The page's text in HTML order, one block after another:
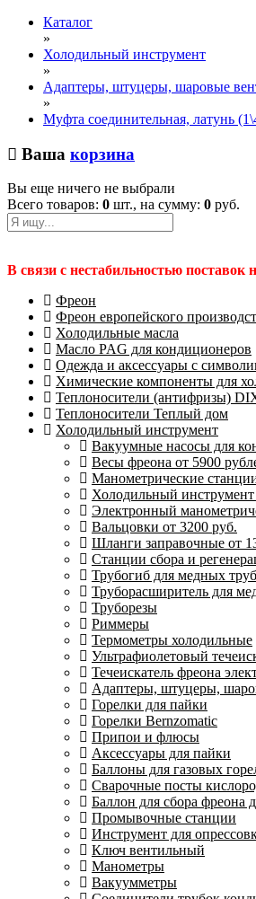
Каталог
»
Холодильный инструмент
»
Адаптеры, штуцеры, шаровые
»
Муфта соединительная, латунь
Ваша корзина
Вы еще ничего не выбрали
Всего товаров: 0 шт., на сумму: 0 руб.
В связи с нестабильностью
Фреон
Фреон европейского
Холодильные масла
Масло PAG для кондиционеров
Одежда и аксессуары с
Химические компоненты для
Теплоносители (антифризы)
Теплоносители Теплый дом
Холодильный инструмент
Вакуумные насосы для
Весы фреона от 5900
Манометрические
Холодильный
Электронный
Вальцовки от 3200 руб.
Шланги заправочные от
Станции сбора и
Трубогиб для медных труб
Труборасширитель для
Труборезы
Риммеры
Термометры холодильные
Ультрафиолетовый
Течеискатель фреона
Адаптеры, штуцеры,
Горелки для пайки
Горелки Bernzomatic
Припои и флюсы
Аксессуары для пайки
Баллоны для газовых
Сварочные посты
Баллон для сбора фреона
Промывочные станции
Инструмент для
Ключ вентильный
Манометры
Вакуумметры